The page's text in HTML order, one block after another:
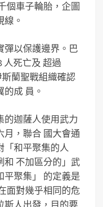
個車子輪胎，企圖
。
彈以保護邊界。巴
人死亡及 超過
蘭聖戰組織確認
成 員。
的迦薩人使用武力
月，聯合 國大會通
「和平聚集的人
和 不加區分的」武
平聚集」 的定義是
面對幾乎相同的危